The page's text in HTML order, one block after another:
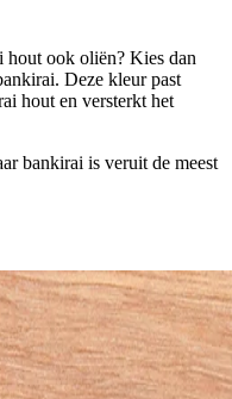
hout ook oliën? Kies dan
Deze kleur past
hout en versterkt het
bankirai is veruit de meest